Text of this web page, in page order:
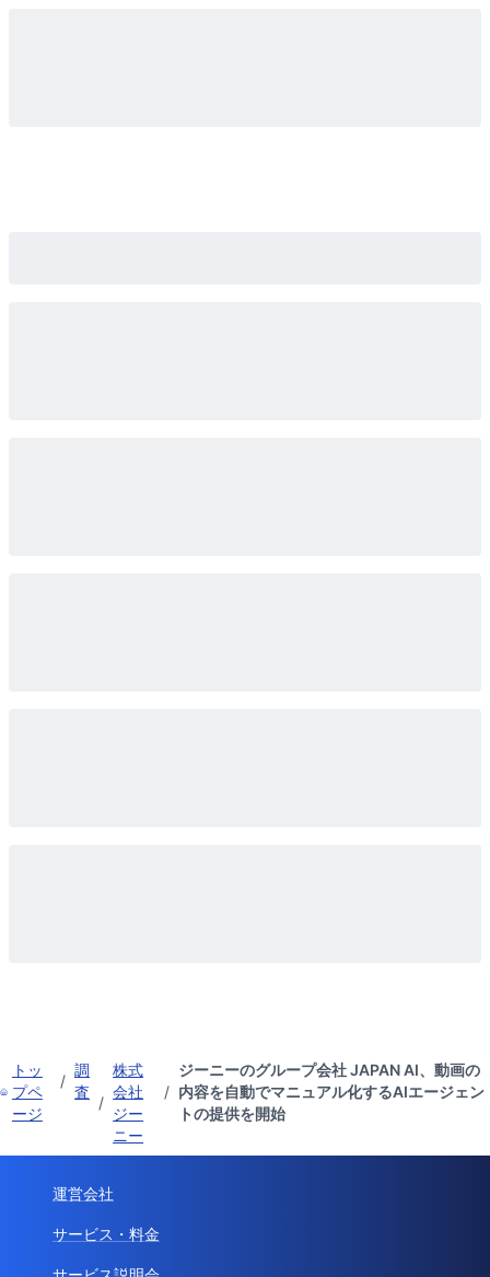
トッ
プペ
ージ
/
調
査
/
株式
会社
ジー
ニー
/
ジーニーのグループ会社 JAPAN AI、動画の
内容を自動でマニュアル化するAIエージェン
トの提供を開始
運営会社
サービス・料金